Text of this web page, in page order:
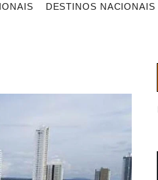
DESTINOS NACIONAIS